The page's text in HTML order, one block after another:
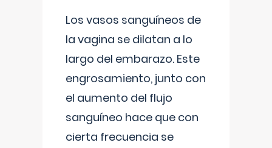
Los vasos sanguíneos de
la vagina se dilatan a lo
largo del embarazo. Este
engrosamiento, junto con
el aumento del flujo
sanguíneo hace que con
cierta frecuencia se